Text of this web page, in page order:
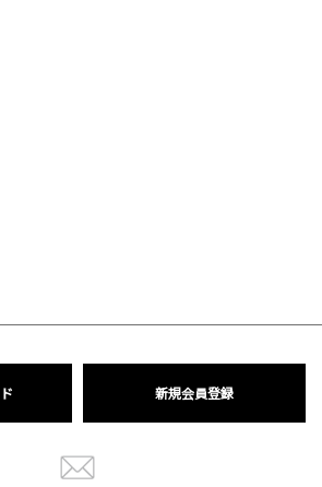
新規会員登録